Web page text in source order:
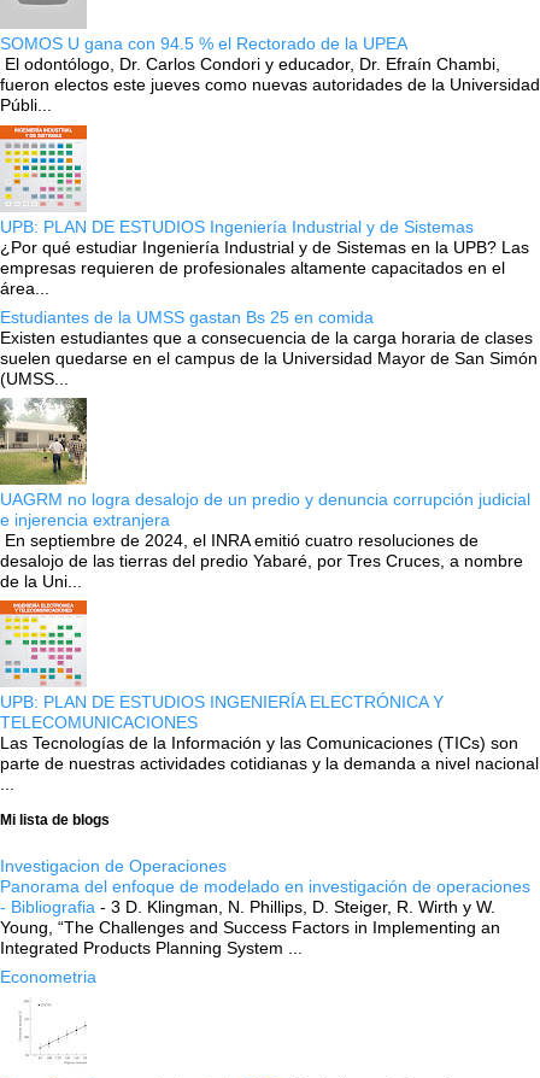
SOMOS U gana con 94.5 % el Rectorado de la UPEA
El odontólogo, Dr. Carlos Condori y educador, Dr. Efraín Chambi,
fueron electos este jueves como nuevas autoridades de la Universidad
Públi...
UPB: PLAN DE ESTUDIOS Ingeniería Industrial y de Sistemas
¿Por qué estudiar Ingeniería Industrial y de Sistemas en la UPB? Las
empresas requieren de profesionales altamente capacitados en el
área...
Estudiantes de la UMSS gastan Bs 25 en comida
Existen estudiantes que a consecuencia de la carga horaria de clases
suelen quedarse en el campus de la Universidad Mayor de San Simón
(UMSS...
UAGRM no logra desalojo de un predio y denuncia corrupción judicial
e injerencia extranjera
En septiembre de 2024, el INRA emitió cuatro resoluciones de
desalojo de las tierras del predio Yabaré, por Tres Cruces, a nombre
de la Uni...
UPB: PLAN DE ESTUDIOS INGENIERÍA ELECTRÓNICA Y
TELECOMUNICACIONES
Las Tecnologías de la Información y las Comunicaciones (TICs) son
parte de nuestras actividades cotidianas y la demanda a nivel nacional
Mi lista de blogs
Investigacion de Operaciones
Panorama del enfoque de modelado en investigación de operaciones
- Bibliografia - 3 D. Klingman, N. Phillips, D. Steiger, R. Wirth y W.
Young, “The Challenges and Success Factors in Implementing an
Integrated Products Planning System ...
Econometria